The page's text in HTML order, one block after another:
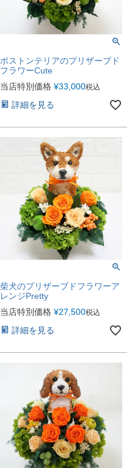
ボストンテリアのプリザーブド
フラワーCute
当店特別価格 ¥33,000税込
詳細を見る
柴犬のプリザーブドフラワーア
レンジPretty
当店特別価格 ¥27,500税込
詳細を見る